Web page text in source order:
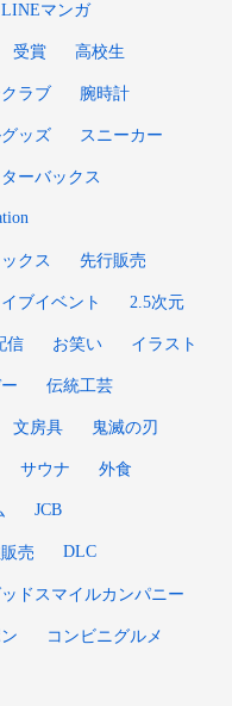
LINEマンガ
受賞 高校生
ラブ 腕時計
ッズ スニーカー
ーバックス
クス 先行販売
ブイベント 2.5次元
信 お笑い イラスト
伝統工芸
文房具 鬼滅の刃
サウナ 外食
JCB
売 DLC
ドスマイルカンパニー
コンビニグルメ